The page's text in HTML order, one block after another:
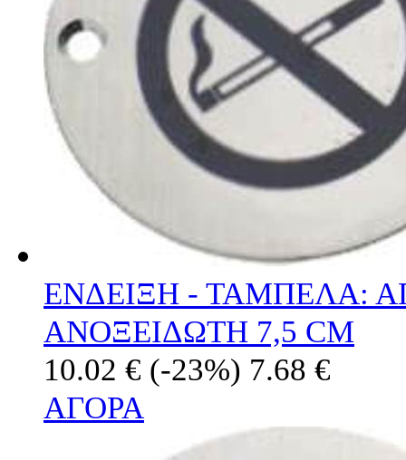
ΕΝΔΕΙΞΗ - ΤΑΜΠΕΛΑ:
ΑΝΟΞΕΙΔΩΤΗ 7,5 CM
10.02 € (-23%) 7.68 €
ΑΓΟΡΑ